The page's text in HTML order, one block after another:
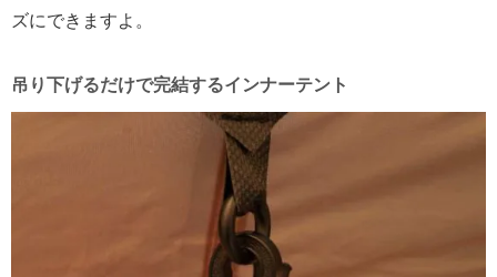
ズにできますよ。
吊り下げるだけで完結するインナーテント